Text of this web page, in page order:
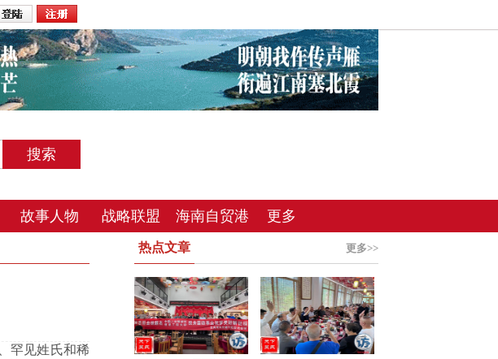
历丙午年(马) 四月廿九 夜子时
故事人物 战略联盟
海南自贸港
更多
罕见姓氏和稀
热点文章 更多>>